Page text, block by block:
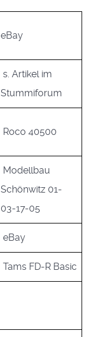
eBay
s. Artikel im
Stummiforum
Roco 40500
Modellbau
Schönwitz 01-
03-17-05
eBay
Tams FD-R Basic